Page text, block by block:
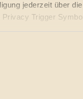
jederzeit über
Trigger
gerne:
nach bestimmten